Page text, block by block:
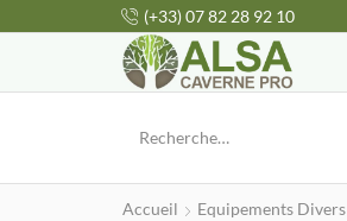
(+33) 07 82 28 92 10
Accueil Equipements Divers